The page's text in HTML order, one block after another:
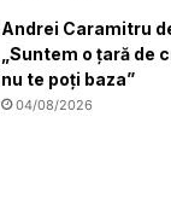
Andrei Caramitru
„Suntem o țară de
nu te poți baza”
04/08/2026